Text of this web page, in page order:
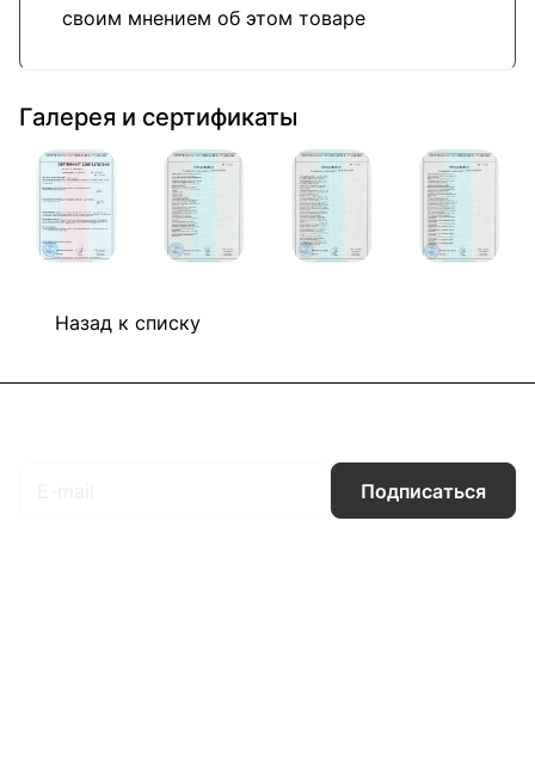
своим мнением об этом товаре
Галерея и сертификаты
Назад к списку
Подписаться